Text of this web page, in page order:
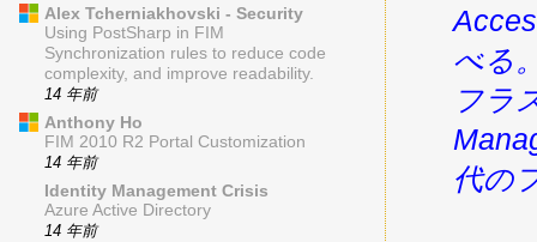
べる
フラ
代の
Alex Tcherniakhovski - Security
Using PostSharp in FIM
Synchronization rules to reduce code
complexity, and improve readability.
14 年前
Anthony Ho
FIM 2010 R2 Portal Customization
14 年前
Identity Management Crisis
Azure Active Directory
14 年前